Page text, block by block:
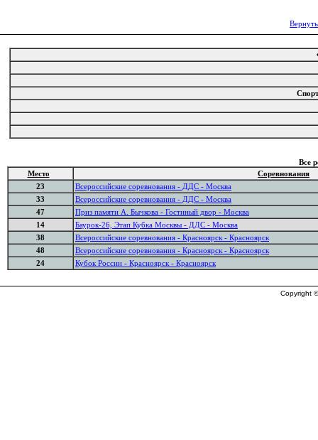
Все
Место
Соревнования
23
Всероссийские соревнования - ДДС - Москва
33
Всероссийские соревнования - ДДС - Москва
47
Приз памяти А. Бычкова - Гостиный двор - Москва
14
Баурок-26, Этап Кубка Москвы - ДДС - Москва
38
Всероссийские соревнования - Красноярск - Красноярск
48
Всероссийские соревнования - Красноярск - Красноярск
24
Кубок России - Красноярск - Красноярск
Copyright